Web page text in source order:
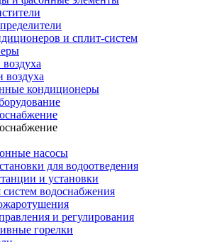
и сплит-систем
воздуха
кондиционеры
насосы
для водоотведения
и установки
водоснабжения
и регулирования
горелки